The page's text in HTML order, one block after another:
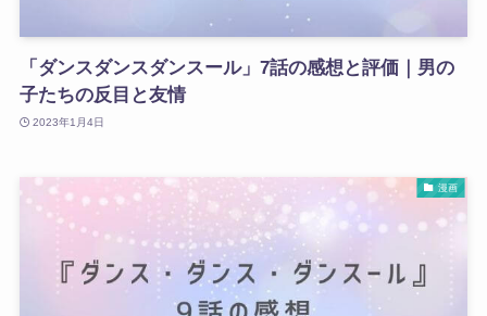
「ダンスダンスダンスール」7話の感想と評価｜男の
子たちの反目と友情
2023年1月4日
漫画